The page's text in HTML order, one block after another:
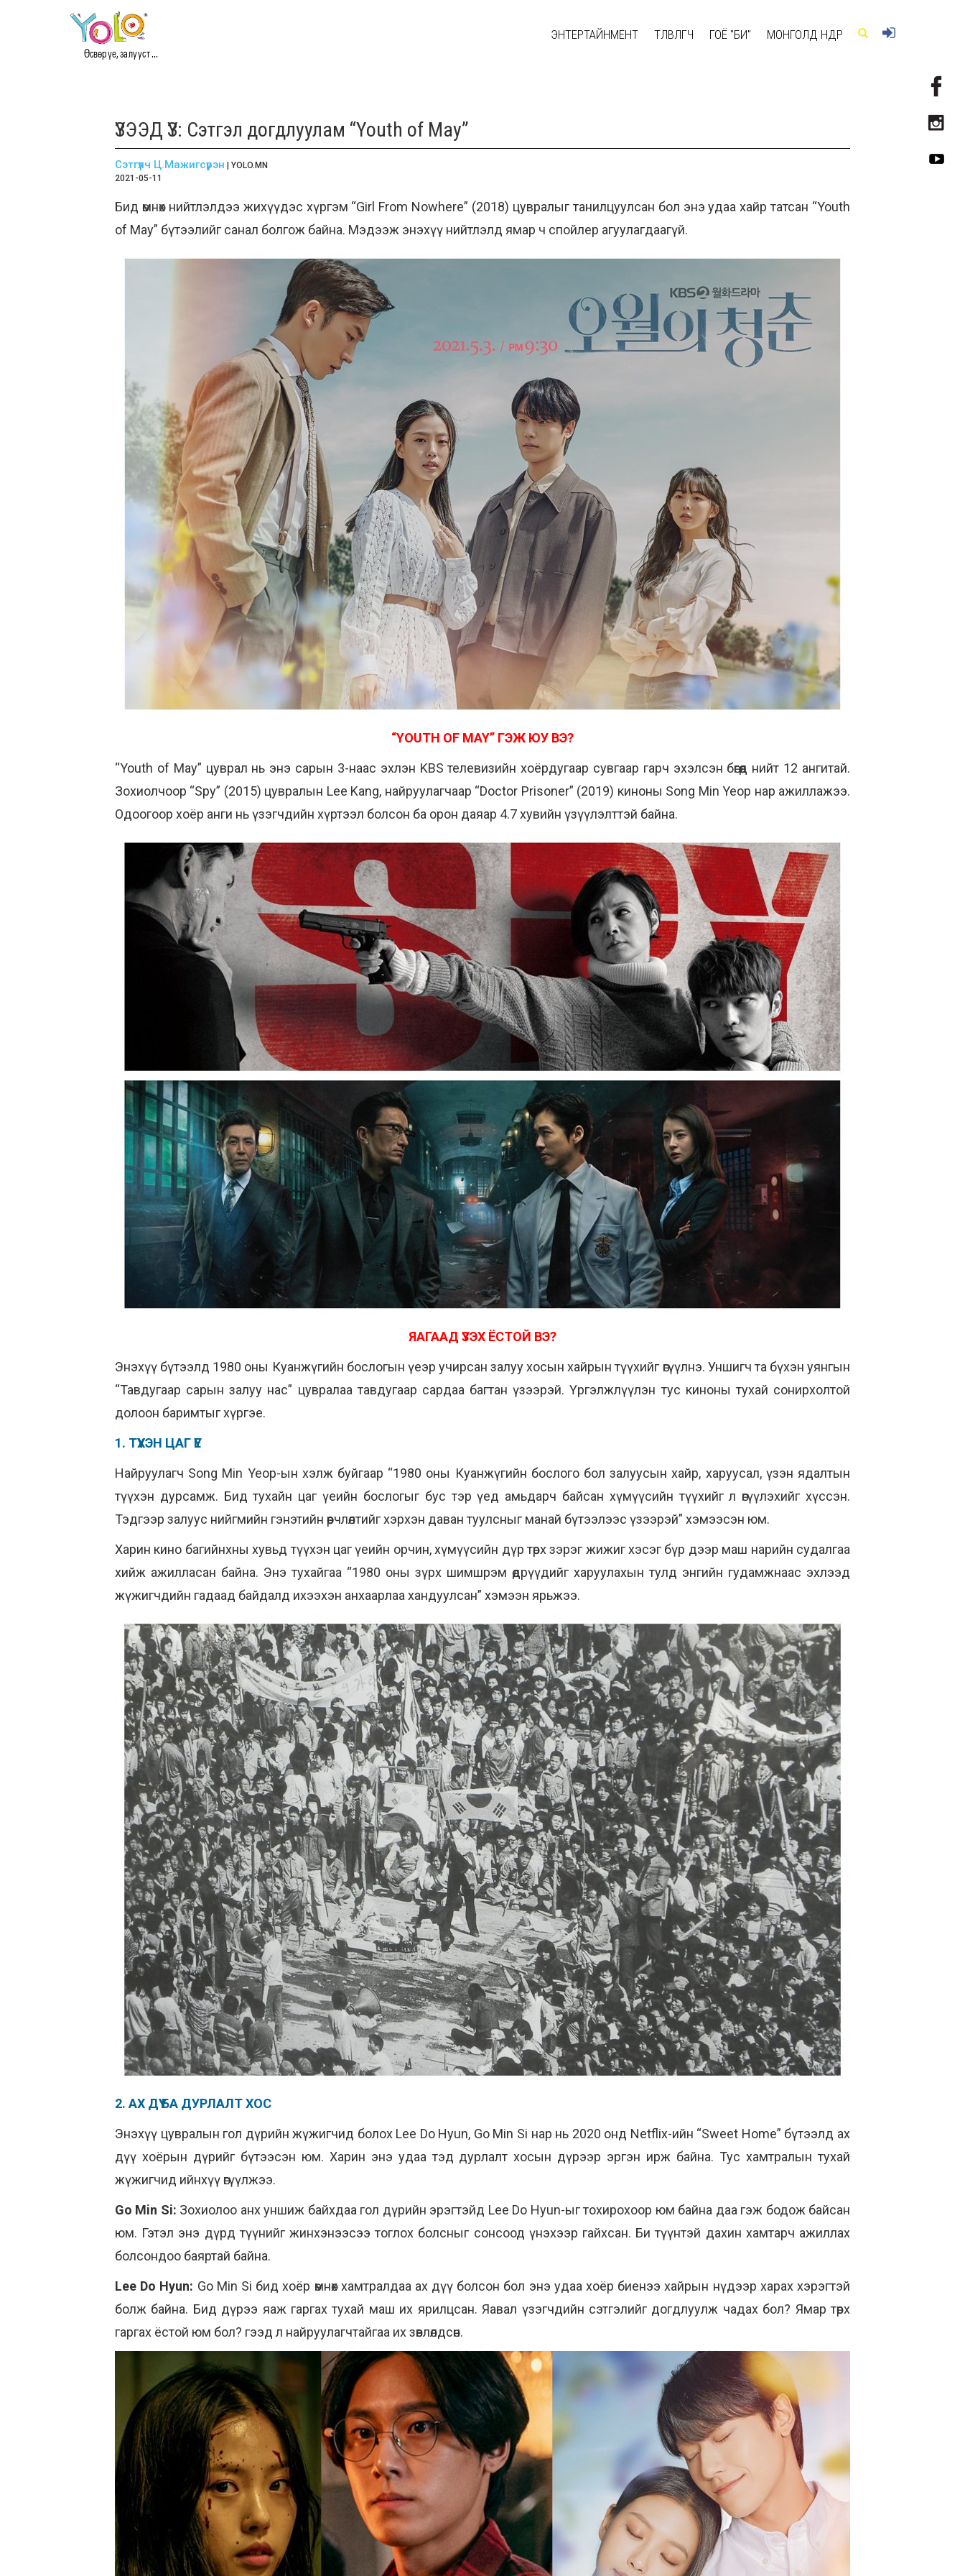
Өсвөр үе, залууст ...
ЭНТЕРТАЙНМЕНТ ТӨЛӨВЛӨГЧ ГОЁ "БИ" МОНГОЛД ӨНӨӨДӨР
ҮЗЭЭД ҮЗ: Сэтгэл догдлуулам “Youth of May”
Сэтгүүлч Ц.Мажигсүрэн | YOLO.MN
2021-05-11
Бид өмнөх нийтлэлдээ жихүүдэс хүргэм “Girl From Nowhere” (2018) цувралыг танилцуулсан бол энэ удаа хайр татсан “Youth
of May” бүтээлийг санал болгож байна. Мэдээж энэхүү нийтлэлд ямар ч спойлер агуулагдаагүй.
“YOUTH OF MAY” ГЭЖ ЮУ ВЭ?
“Youth of May” цуврал нь энэ сарын 3-наас эхлэн KBS телевизийн хоёрдугаар сувгаар гарч эхэлсэн бөгөөд нийт 12 ангитай.
Зохиолчоор “Spy” (2015) цувралын Lee Kang, найруулагчаар “Doctor Prisoner” (2019) киноны Song Min Yeop нар ажиллажээ.
Одоогоор хоёр анги нь үзэгчдийн хүртээл болсон ба орон даяар 4.7 хувийн үзүүлэлттэй байна.
ЯАГААД ҮЗЭХ ЁСТОЙ ВЭ?
Энэхүү бүтээлд 1980 оны Куанжүгийн бослогын үеэр учирсан залуу хосын хайрын түүхийг өгүүлнэ. Уншигч та бүхэн уянгын
“Тавдугаар сарын залуу нас” цувралаа тавдугаар сардаа багтан үзээрэй. Үргэлжлүүлэн тус киноны тухай сонирхолтой
долоон баримтыг хүргэе.
1. ТҮҮХЭН ЦАГ ҮЕ
Найруулагч Song Min Yeop-ын хэлж буйгаар “1980 оны Куанжүгийн бослого бол залуусын хайр, харуусал, үзэн ядалтын
түүхэн дурсамж. Бид тухайн цаг үеийн бослогыг бус тэр үед амьдарч байсан хүмүүсийн түүхийг л өгүүлэхийг хүссэн.
Тэдгээр залуус нийгмийн гэнэтийн өөрчлөлтийг хэрхэн даван туулсныг манай бүтээлээс үзээрэй” хэмээсэн юм.
Харин кино багийнхны хувьд түүхэн цаг үеийн орчин, хүмүүсийн дүр төрх зэрэг жижиг хэсэг бүр дээр маш нарийн судалгаа
хийж ажилласан байна. Энэ тухайгаа “1980 оны зүрх шимшрэм өдрүүдийг харуулахын тулд энгийн гудамжнаас эхлээд
жүжигчдийн гадаад байдалд ихээхэн анхаарлаа хандуулсан” хэмээн ярьжээ.
2. АХ ДҮҮ БА ДУРЛАЛТ ХОС
Энэхүү цувралын гол дүрийн жүжигчид болох Lee Do Hyun, Go Min Si нар нь 2020 онд Netflix-ийн “Sweet Home” бүтээлд ах
дүү хоёрын дүрийг бүтээсэн юм. Харин энэ удаа тэд дурлалт хосын дүрээр эргэн ирж байна. Тус хамтралын тухай
жүжигчид ийнхүү өгүүлжээ.
Go Min Si: Зохиолоо анх уншиж байхдаа гол дүрийн эрэгтэйд Lee Do Hyun-ыг тохирохоор юм байна даа гэж бодож байсан
юм. Гэтэл энэ дүрд түүнийг жинхэнээсээтоглох болсныг сонсоод үнэхээр гайхсан. Би түүнтэй дахин хамтарч ажиллах
болсондоо баяртай байна.
Lee Do Hyun: Go Min Si бид хоёр өмнөх хамтралдаа ах дүү болсон бол энэ удаа хоёр биенээ хайрын нүдээр харах хэрэгтэй
болж байна. Бид дүрээ яаж гаргах тухай маш их ярилцсан. Яавал үзэгчдийн сэтгэлийг догдлуулж чадах бол? Ямар төрх
гаргах ёстой юм бол? гээд л найруулагчтайгаа их зөвлөлдсөн.